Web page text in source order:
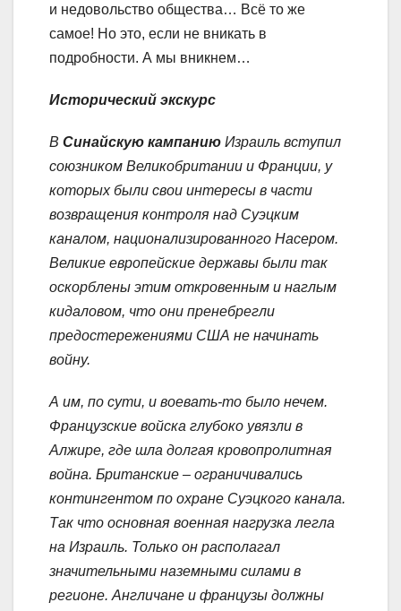
и недовольство общества… Всё то же
самое! Но это, если не вникать в
подробности. А мы вникнем…
Исторический экскурс
В Синайскую кампанию Израиль вступил
союзником Великобритании и Франции, у
которых были свои интересы в части
возвращения контроля над Суэцким
каналом, национализированного Насером.
Великие европейские державы были так
оскорблены этим откровенным и наглым
кидаловом, что они пренебрегли
предостережениями США не начинать
войну.
А им, по сути, и воевать-то было нечем.
Французские войска глубоко увязли в
Алжире, где шла долгая кровопролитная
война. Британские – ограничивались
контингентом по охране Суэцкого канала.
Так что основная военная нагрузка легла
на Израиль. Только он располагал
значительными наземными силами в
регионе. Англичане и французы должны